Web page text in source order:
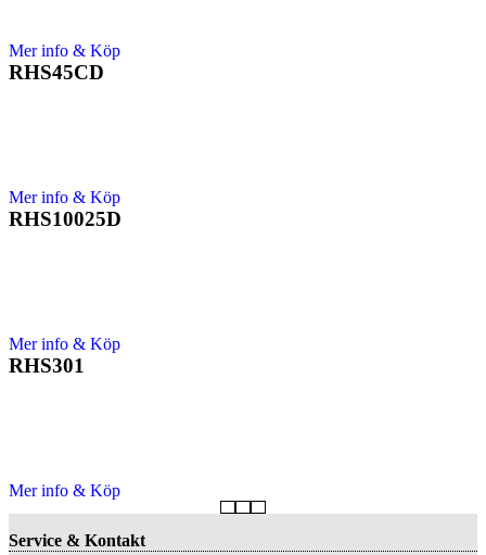
Mer info & Köp
RHS45CD
Mer info & Köp
RHS10025D
Mer info & Köp
RHS301
Mer info & Köp
Service & Kontakt